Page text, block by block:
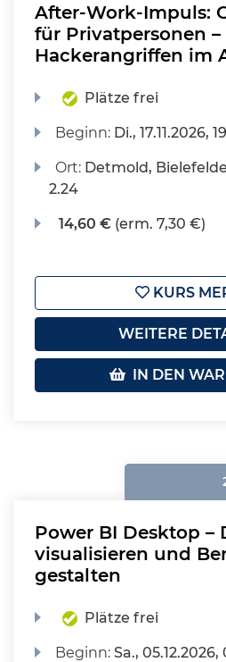
After-Work-Impuls:
für Privatpersonen
Hackerangriffen im
Plätze frei
Beginn: Di., 17.11.2026,
Ort: Detmold,
2.24
14,60 € (erm. 7,30 €)
KURS
WEITERE
IN DEN
Power BI Desktop –
visualisieren und
gestalten
Plätze frei
Beginn:Sa.,